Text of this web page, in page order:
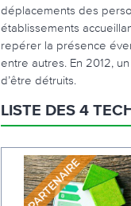
déplacements des
établissements
repérer la présence
entre autres. En 2012,
d’être détruits.
LISTE DES 4